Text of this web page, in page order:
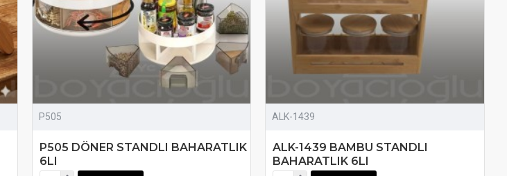
P505
P505 DÖNER STANDLI BAHARATLIK
6LI
ALK-1439
ALK-1439 BAMBU STANDLI
BAHARATLIK 6LI